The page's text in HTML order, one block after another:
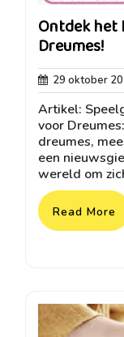
Ontdek het
Dreumes!
29 oktober
Artikel:
voor
dreumes,
een
wereld om
Read More